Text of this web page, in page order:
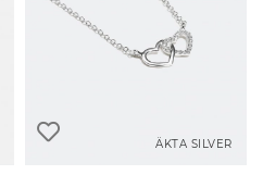
ÄKTA SILVER